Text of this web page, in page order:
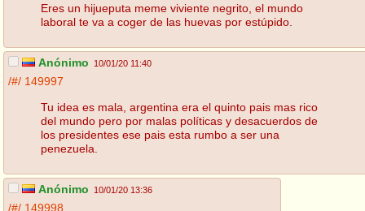
Eres un hijueputa meme viviente negrito, el mundo
laboral te va a coger de las huevas por estúpido.
Anónimo 10/01/20 11:40
/#/ 149997
Tu idea es mala, argentina era el quinto pais mas rico
del mundo pero por malas políticas y desacuerdos de
los presidentes ese pais esta rumbo a ser una
penezuela.
Anónimo 10/01/20 13:36
/#/ 149998